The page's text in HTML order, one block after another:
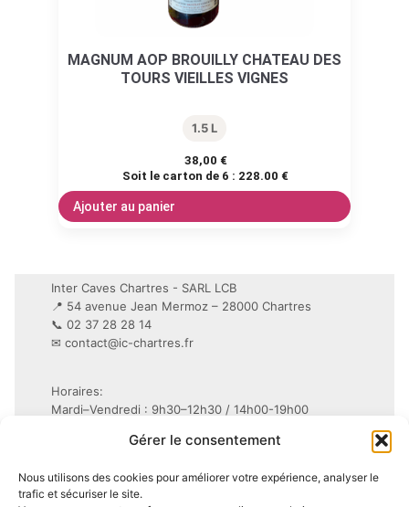
Gérer le consentement
Nous utilisons des cookies pour améliorer votre expérience, analyser le
trafic et sécuriser le site.
MAGNUM AOP BROUILLY CHATEAU DES
TOURS VIEILLES VIGNES
1.5 L
38,00 €
Soit le carton de 6 : 228.00 €
Ajouter au panier
Inter Caves Chartres - SARL LCB
📍 54 avenue Jean Mermoz – 28000 Chartres
📞 02 37 28 28 14
✉ contact@ic-chartres.fr
Horaires:
Mardi–Vendredi : 9h30–12h30 / 14h00-19h00
Conditions Générales de Vente (CGV)
Mentions légales